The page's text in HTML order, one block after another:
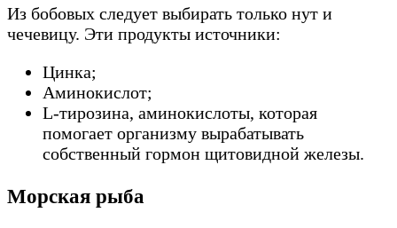
Из бобовых следует выбирать только нут и
чечевицу. Эти продукты источники:
Цинка;
Аминокислот;
L-тирозина, аминокислоты, которая
помогает организму вырабатывать
собственный гормон щитовидной железы.
Морская рыба